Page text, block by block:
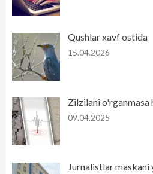
Qushlar xavf ostida
15.04.2026
Zilzilani o'rganmasa
09.04.2025
Jurnalistlar